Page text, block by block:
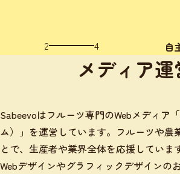
3 4 自
メディア運
Sabeevoはフルーツ専門のWebメディア
ム）」を運営しています。フルーツや農
とで、生産者や業界全体を応援していま
Webデザインやグラフィックデザインの